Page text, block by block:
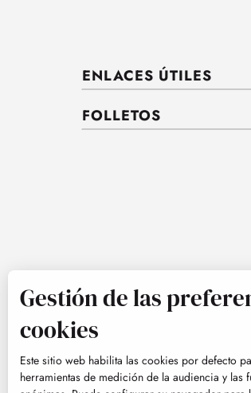
ENLACES ÚTILES
FOLLETOS
Gestión de las
cookies
Este sitio web habilita las cookies por defecto
herramientas de medición de la audiencia y las